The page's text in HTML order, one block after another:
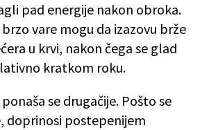
pad energije nakon obroka.
vare mogu da izazovu brže
u krvi, nakon čega se glad
kratkom roku.
se drugačije. Pošto se
doprinosi postepenijem